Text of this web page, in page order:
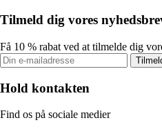
Tilmeld dig vores
Få 10 % rabat ved at tilmelde dig
Hold kontakten
Find os på sociale medier